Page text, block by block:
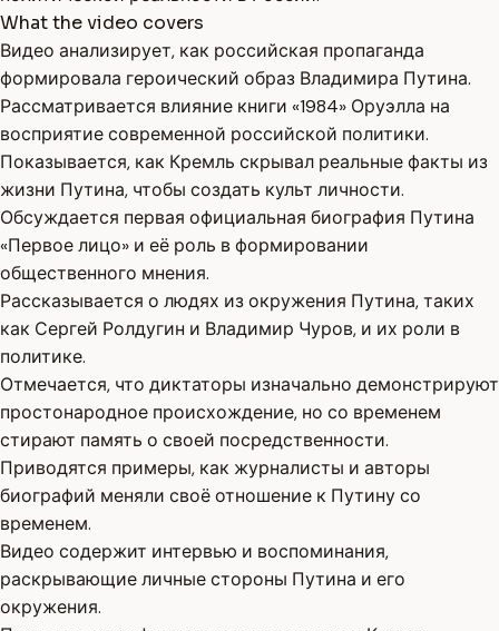
What the video covers
Видео анализирует, как российская пропаганда
формировала героический образ Владимира Путина.
Рассматривается влияние книги «1984» Оруэлла на
восприятие современной российской политики.
Показывается, как Кремль скрывал реальные факты из
жизни Путина, чтобы создать культ личности.
Обсуждается первая официальная биография Путина
«Первое лицо» и её роль в формировании
общественного мнения.
Рассказывается о людях из окружения Путина, таких
как Сергей Ролдугин и Владимир Чуров, и их роли в
политике.
Отмечается, что диктаторы изначально демонстрируют
простонародное происхождение, но со временем
стирают память о своей посредственности.
Приводятся примеры, как журналисты и авторы
биографий меняли своё отношение к Путину со
временем.
Видео содержит интервью и воспоминания,
раскрывающие личные стороны Путина и его
окружения.